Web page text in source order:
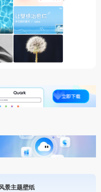
景主题壁纸